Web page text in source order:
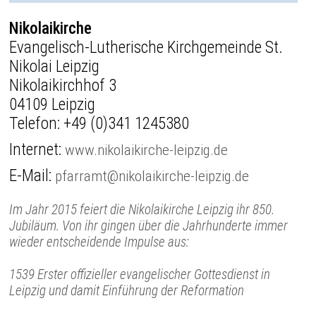
Nikolaikirche
Evangelisch-Lutherische Kirchgemeinde St.
Nikolai Leipzig
Nikolaikirchhof 3
04109 Leipzig
Telefon: +49 (0)341 1245380
Internet:www.nikolaikirche-leipzig.de
E-Mail: pfarramt@nikolaikirche-leipzig.de
Im Jahr 2015 feiert die Nikolaikirche Leipzig ihr 850.
Jubiläum. Von ihr gingen über die Jahrhunderte immer
wieder entscheidende Impulse aus:
1539 Erster offizieller evangelischer Gottesdienst in
Leipzig und damit Einführung der Reformation